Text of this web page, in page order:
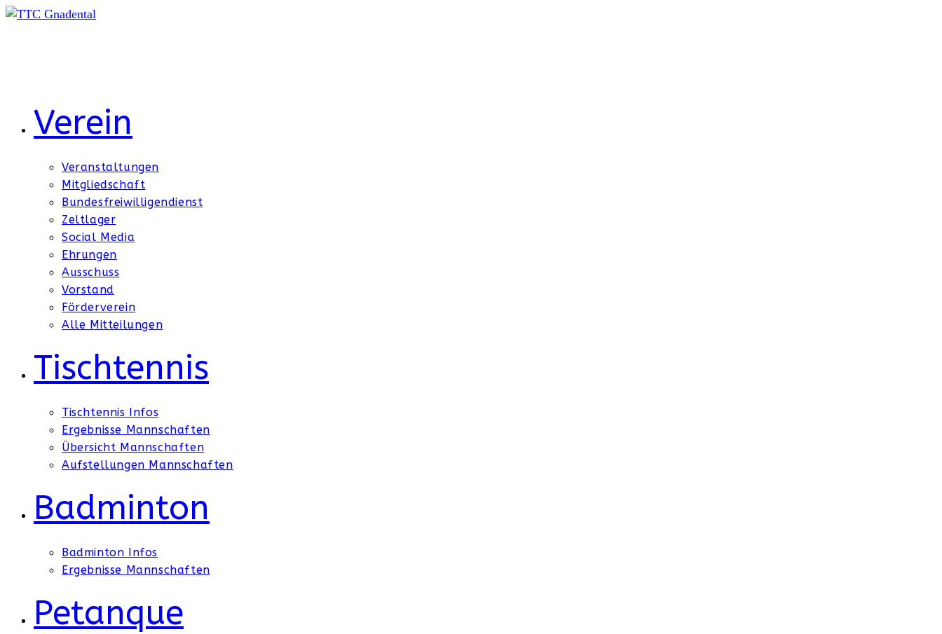
Zum
Verein
Veranstaltungen
Mitgliedschaft
Bundesfreiwilligendienst
Zeltlager
Social Media
Ehrungen
Ausschuss
Vorstand
Förderverein
Alle Mitteilungen
Tischtennis
Tischtennis Infos
Ergebnisse Mannschaften
Übersicht Mannschaften
Aufstellungen Mannschaften
Badminton
Badminton Infos
Ergebnisse Mannschaften
Petanque